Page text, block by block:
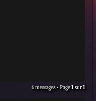
6 messages • Page1sur1